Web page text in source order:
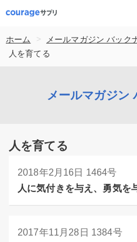
ホーム > メールマガジン バック
人を育てる
メールマガジン
人を育てる
2018年2月16日 1464号
人に気付きを与え、勇気を
2017年11月28日 1384号